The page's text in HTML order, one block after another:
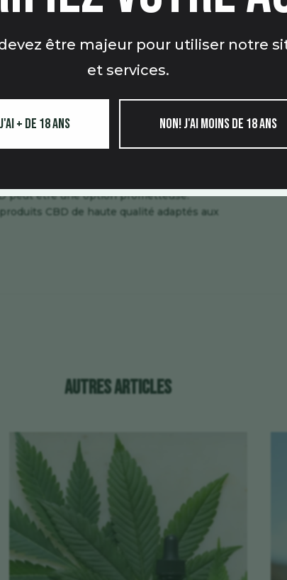
la récupération ou avant pour réduire le
aux règles de votre discipline sportive,
en compétition.
pour améliorer leur récupération, gérer la
peut être une option prometteuse.
CBD de haute qualité adaptés aux
Autres articles
être majeur pour utiliser notre
et services.
+ de 18 ans Non! j'ai moins de 18 ans